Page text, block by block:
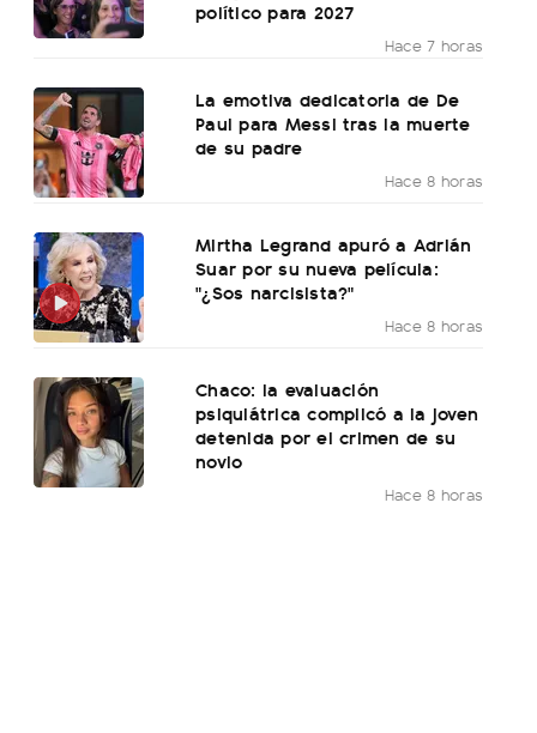
político para 2027
Hace 7 horas
La emotiva dedicatoria de De
Paul para Messi tras la muerte
de su padre
Hace 8 horas
Mirtha Legrand apuró a Adrián
Suar por su nueva película:
"¿Sos narcisista?"
Hace 8 horas
Chaco: la evaluación
psiquiátrica complicó a la joven
detenida por el crimen de su
novio
Hace 8 horas